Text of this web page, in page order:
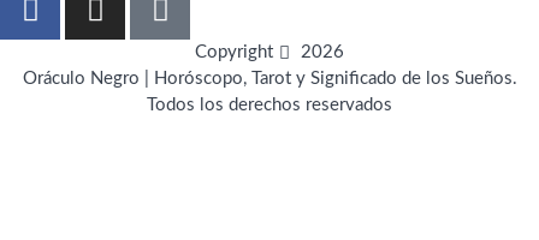
a
e
n
t
i
t
e
Copyright
2026
Oráculo Negro | Horóscopo, Tarot y Significado de los Sueños.
Todos los derechos reservados